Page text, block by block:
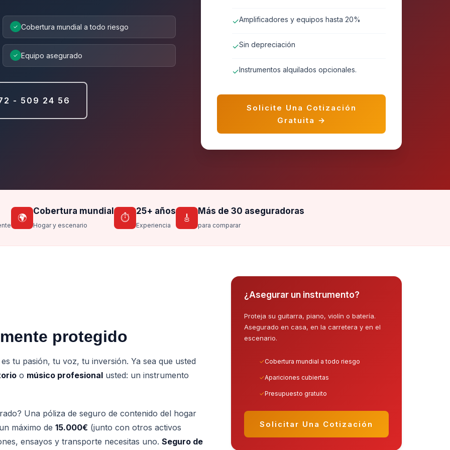
✓ Cobertura mundial a todo riesgo
✓ Equipo asegurado
- 509 24 56
✓Amplificadores y equipos hasta 20%
✓Sin depreciación
✓Instrumentos alquilados opcionales.
Solicite Una Cotización
Gratuita →
🌍
Cobertura mundial
Hogar y escenario
⏱️
25+ años
Experiencia
🎸
Más de 30 aseguradoras
para comparar
protegido
tu pasión, tu voz, tu inversión. Ya sea que usted
o músico profesional usted: un instrumento
Una póliza de seguro de contenido del hogar
máximo de 15.000€ (junto con otros activos
ensayos y transporte necesitas uno. Seguro de
¿Asegurar un instrumento?
Proteja su guitarra, piano, violín o batería.
Asegurado en casa, en la carretera y en el
escenario.
✓Cobertura mundial a todo riesgo
✓Apariciones cubiertas
✓Presupuesto gratuito
Solicitar Una Cotización